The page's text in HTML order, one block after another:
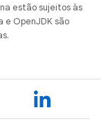
estão sujeitos às
e OpenJDK são